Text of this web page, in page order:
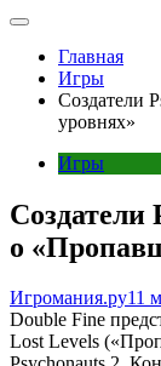
Главная
Игры
Создатели
уровнях»
Игры
Создатели
о
Игромания.ру11
Double Fine
Lost Levels